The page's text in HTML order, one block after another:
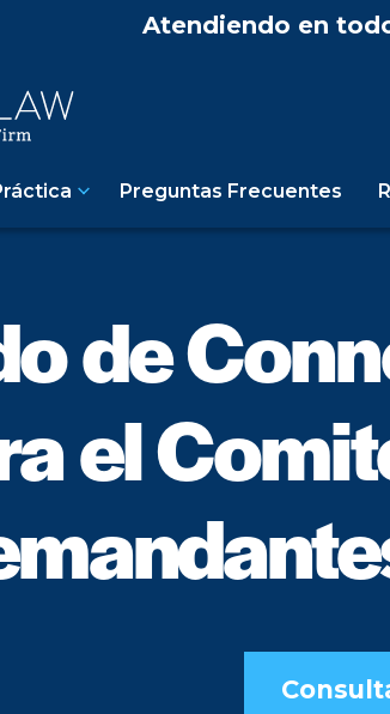
Atendiendo en
Preguntas Frecuentes
de
el